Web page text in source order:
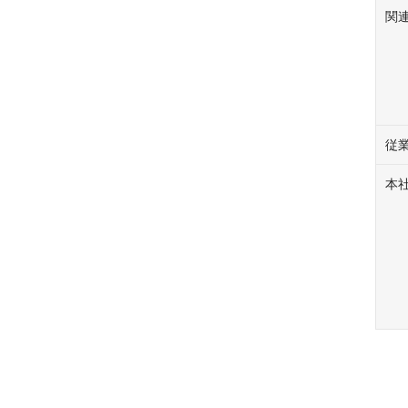
関
従
本